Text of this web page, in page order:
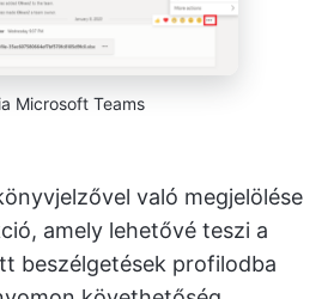
Microsoft Teams
való megjelölése
amely lehetővé teszi a
beszélgetések profilodba